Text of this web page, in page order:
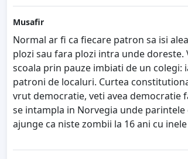
Musafir
Normal ar fi ca fiecare patron sa isi
plozi sau fara plozi intra unde doreste.
scoala prin pauze imbiati de un
patroni de localuri. Curtea
vrut democratie, veti avea democratie
se intampla in Norvegia unde
ajunge ca niste zombii la 16 ani cu